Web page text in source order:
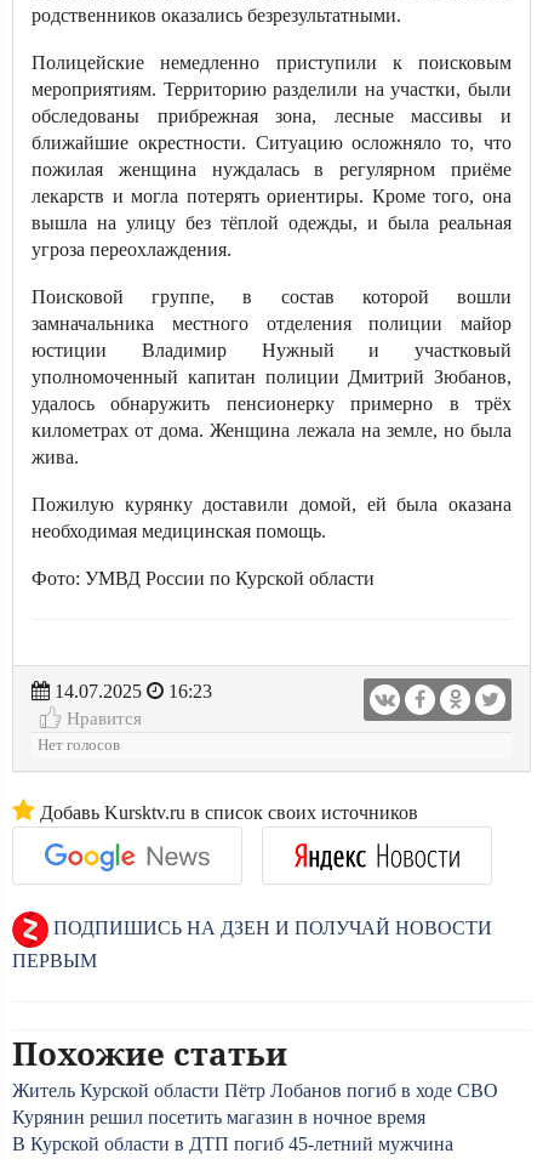
родственников оказались безрезультатными.
Полицейские немедленно приступили к поисковым
мероприятиям. Территорию разделили на участки, были
обследованы прибрежная зона, лесные массивы и
ближайшие окрестности. Ситуацию осложняло то, что
пожилая женщина нуждалась в регулярном приёме
лекарств и могла потерять ориентиры. Кроме того, она
вышла на улицу без тёплой одежды, и была реальная
угроза переохлаждения.
Поисковой группе, в состав которой вошли
замначальника местного отделения полиции майор
юстиции Владимир Нужный и участковый
уполномоченный капитан полиции Дмитрий Зюбанов,
удалось обнаружить пенсионерку примерно в трёх
километрах от дома. Женщина лежала на земле, но была
жива.
Пожилую курянку доставили домой, ей была оказана
необходимая медицинская помощь.
Фото: УМВД России по Курской области
14.07.2025
16:23
Нравится
Нет голосов
Добавь Kursktv.ru в список своих источников
ПОДПИШИСЬ НА ДЗЕН И ПОЛУЧАЙ НОВОСТИ
ПЕРВЫМ
Похожие статьи
Житель Курской области Пётр Лобанов погиб в ходе СВО
Курянин решил посетить магазин в ночное время
В Курской области в ДТП погиб 45-летний мужчина